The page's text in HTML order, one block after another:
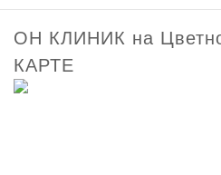
ОН КЛИНИК на
КАРТЕ